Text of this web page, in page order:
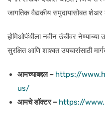
जागतिक वैद्यकीय समुदायासोबत शेअर
होमिओपॅथीला नवीन उंचीवर
सुरक्षित आणि शाश्वत उपचारांसाठी
आमच्याबद्दल – https://
us/
आमचे डॉक्टर – https://